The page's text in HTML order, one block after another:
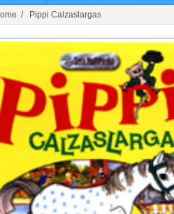
/ Pippi Calzaslargas